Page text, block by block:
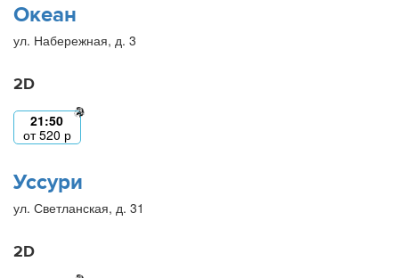
Океан
ул. Набережная, д. 3
2D
21:50
от520 р
Уссури
ул. Светланская, д. 31
2D